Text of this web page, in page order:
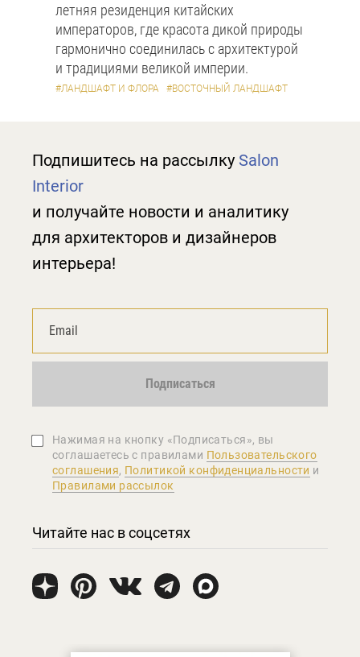
летняя резиденция китайских
императоров, где красота дикой природы
гармонично соединилась с архитектурой
и традициями великой империи.
#ЛАНДШАФТ И ФЛОРА #ВОСТОЧНЫЙ ЛАНДШАФТ
Подпишитесь на рассылку Salon
Interior
и получайте новости и аналитику
для архитекторов и дизайнеров
интерьера!
Подписаться
Нажимая на кнопку «Подписаться», вы
соглашаетеcь с правилами Пользовательского
соглашения, Политикой конфиденциальности и
Правилами рассылок
Читайте нас в соцсетях